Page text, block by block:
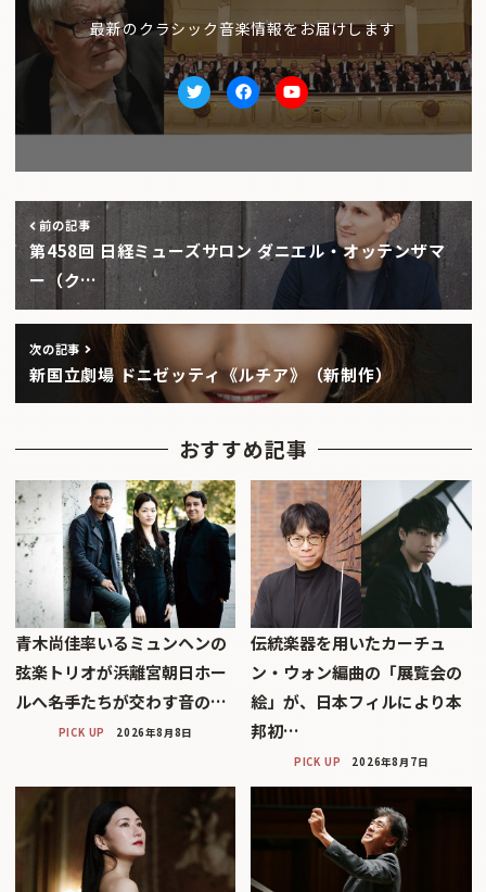
最新のクラシック音楽情報をお届けします
TwitterfacebookYoutube
前の記事
第458回 日経ミューズサロン ダニエル・オッテンザマ
ー（ク…
次の記事
新国立劇場 ドニゼッティ《ルチア》（新制作）
おすすめ記事
青木尚佳率いるミュンヘンの
弦楽トリオが浜離宮朝日ホー
ルへ――名手たちが交わす音の…
PICK UP 2026年8月8日
伝統楽器を用いたカーチュ
ン・ウォン編曲の「展覧会の
絵」が、日本フィルにより本
邦初…
PICK UP 2026年8月7日